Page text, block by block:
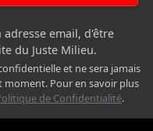
adresse email, d'être
du Juste Milieu.
et ne sera jamais
moment. Pour en savoir plus
de Confidentialité.